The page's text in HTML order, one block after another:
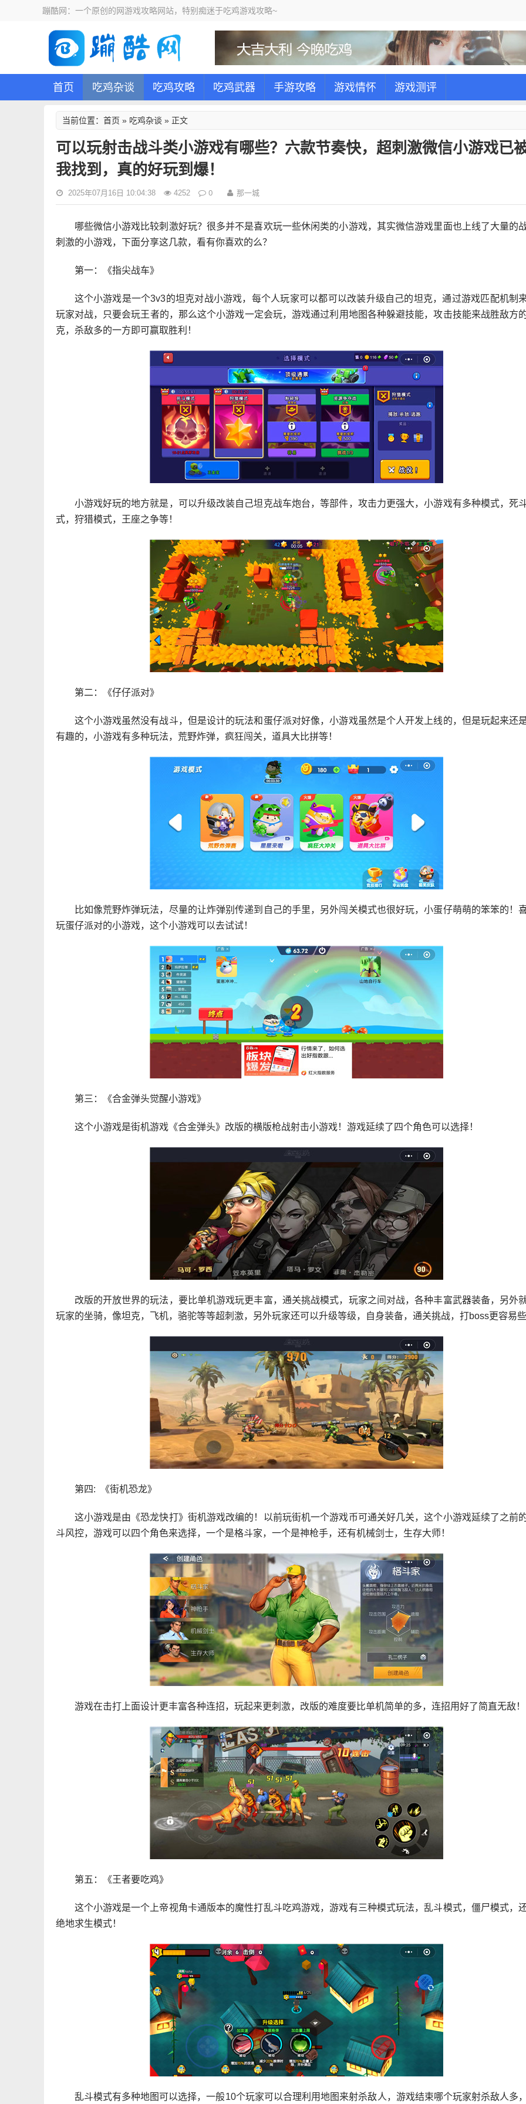
蹦酷网：一个原创的网游戏攻略网站，特别痴迷于吃鸡游戏攻略~
首页 吃鸡杂谈 吃鸡攻略 吃鸡武器 手游攻略 游戏情怀 游戏测评
当前位置： 首页 » 吃鸡杂谈 » 正文
可以玩射击战斗类小游戏有哪些？六款节奏快，超刺激微信小游戏已
我找到，真的好玩到爆！
2025年07月16日 10:04:38 4252 0 那一城
哪些微信小游戏比较刺激好玩？很多并不是喜欢玩一些休闲类的小游戏，其实微信游戏里面也上线了大量的
刺激的小游戏，下面分享这几款，看有你喜欢的么？
第一：《指尖战车》
这个小游戏是一个3v3的坦克对战小游戏，每个人玩家可以都可以改装升级自己的坦克，通过游戏匹配机制
玩家对战，只要会玩王者的，那么这个小游戏一定会玩，游戏通过利用地图各种躲避技能，攻击技能来战胜敌方
克，杀敌多的一方即可赢取胜利！
小游戏好玩的地方就是，可以升级改装自己坦克战车炮台，等部件，攻击力更强大，小游戏有多种模式，死
式，狩猎模式，王座之争等！
第二：《仔仔派对》
这个小游戏虽然没有战斗，但是设计的玩法和蛋仔派对好像，小游戏虽然是个人开发上线的，但是玩起来还
有趣的，小游戏有多种玩法，荒野炸弹，疯狂闯关，道具大比拼等！
比如像荒野炸弹玩法，尽量的让炸弹别传递到自己的手里，另外闯关模式也很好玩，小蛋仔萌萌的笨笨的！
玩蛋仔派对的小游戏，这个小游戏可以去试试！
第三：《合金弹头觉醒小游戏》
这个小游戏是街机游戏《合金弹头》改版的横版枪战射击小游戏！游戏延续了四个角色可以选择！
改版的开放世界的玩法，要比单机游戏玩更丰富，通关挑战模式，玩家之间对战，各种丰富武器装备，另外
玩家的坐骑，像坦克，飞机，骆驼等等超刺激，另外玩家还可以升级等级，自身装备，通关挑战，打boss更容易
第四: 《街机恐龙》
这小游戏是由《恐龙快打》街机游戏改编的！以前玩街机一个游戏币可通关好几关，这个小游戏延续了之前
斗风控，游戏可以四个角色来选择，一个是格斗家，一个是神枪手，还有机械剑士，生存大师！
游戏在击打上面设计更丰富各种连招，玩起来更刺激，改版的难度要比单机简单的多，连招用好了简直无敌！
第五：《王者要吃鸡》
这个小游戏是一个上帝视角卡通版本的魔性打乱斗吃鸡游戏，游戏有三种模式玩法，乱斗模式，僵尸模式，
绝地求生模式！
乱斗模式有多种地图可以选择，一般10个玩家可以合理利用地图来射杀敌人，游戏结束哪个玩家射杀敌人多